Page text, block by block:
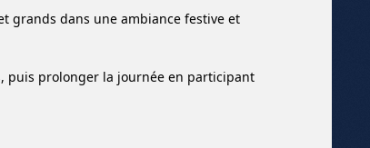
grands dans une ambiance festive et
puis prolonger la journée en participant